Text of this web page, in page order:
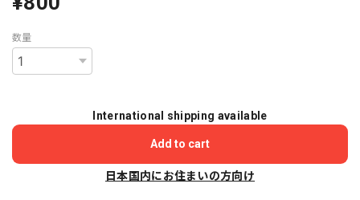
数量
International shipping available
Add to cart
日本国内にお住まいの方向け